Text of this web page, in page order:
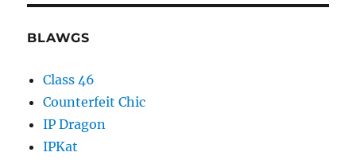
BLAWGS
Class 46
Counterfeit Chic
IP Dragon
IPKat